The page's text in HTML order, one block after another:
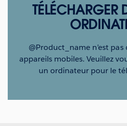
TÉLÉCHARGER
@Product_name n’est
appareils mobiles. Veuillez
un ordinateur pour le